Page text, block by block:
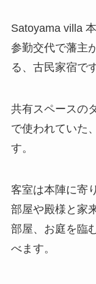
Satoyama villa
参勤交代で藩主
る、古民家宿です
共有スペースの
で使われていた
す。
客室は本陣に寄
部屋や殿様と家
部屋、お庭を臨
べます。